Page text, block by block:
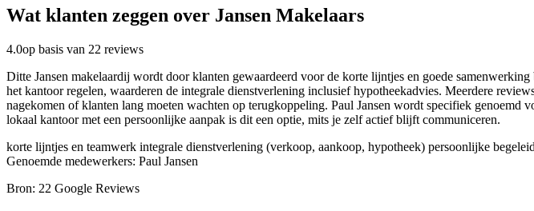
Wat klanten zeggen over Jansen Makelaars
4.0op basis van 22 reviews
Ditte Jansen makelaardij wordt door klanten gewaardeerd voor de korte lijntjes en goede
het kantoor regelen, waarderen de integrale dienstverlening inclusief hypotheekadvies. Meerdere
nagekomen of klanten lang moeten wachten op terugkoppeling. Paul Jansen wordt specifiek
lokaal kantoor met een persoonlijke aanpak is dit een optie, mits je zelf actief blijft communiceren.
korte lijntjes en teamwerk integrale dienstverlening (verkoop, aankoop, hypotheek) persoonlijke
Genoemde medewerkers: Paul Jansen
Bron: 22 Google Reviews